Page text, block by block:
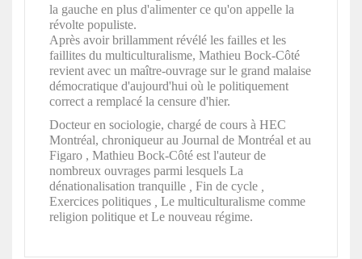
la gauche en plus d'alimenter ce qu'on appelle la
révolte populiste.
Après avoir brillamment révélé les failles et les
faillites du multiculturalisme, Mathieu Bock-Côté
revient avec un maître-ouvrage sur le grand malaise
démocratique d'aujourd'hui où le politiquement
correct a remplacé la censure d'hier.
Docteur en sociologie, chargé de cours à HEC
Montréal, chroniqueur au Journal de Montréal et au
Figaro , Mathieu Bock-Côté est l'auteur de
nombreux ouvrages parmi lesquels La
dénationalisation tranquille
Fin de cycle
Exercices politiques
Le multiculturalisme comme
religion politique et Le nouveau régime.